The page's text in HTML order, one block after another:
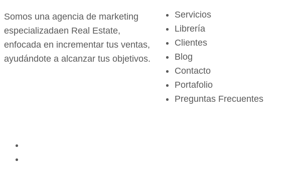
Somos una agencia de marketing
especializadaen Real Estate,
enfocada en incrementar tus ventas,
ayudándote a alcanzar tus objetivos.
Servicios
Librería
Clientes
Blog
Contacto
Portafolio
Preguntas Frecuentes